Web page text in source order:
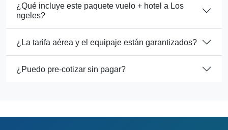
¿Qué incluye este paquete vuelo + hotel a Los
ngeles?
¿La tarifa aérea y el equipaje están garantizados?
¿Puedo pre-cotizar sin pagar?